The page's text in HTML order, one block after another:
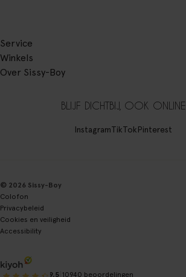
Service
Winkels
Over Sissy-Boy
BLIJF DICHTBIJ, OOK ONLINE
InstagramTikTokPinterest
© 2026 Sissy-Boy
Colofon
Privacybeleid
Cookies en veiligheid
Accessibility
9.5 10940 beoordelingen